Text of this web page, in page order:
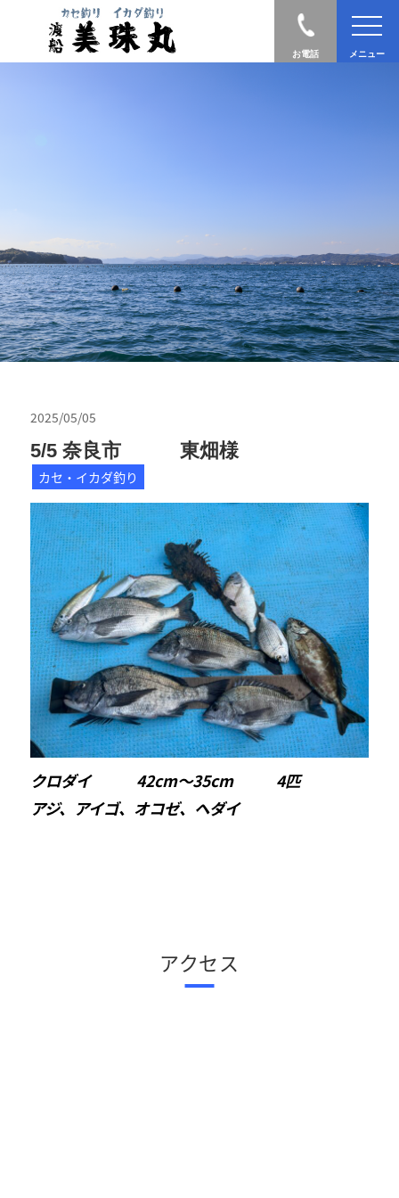
お電話 メニュー
2025/05/05
5/5 奈良市 東畑様
カセ・イカダ釣り
クロダイ 42cm〜35cm 4匹
アジ、アイゴ、オコゼ、ヘダイ
アクセス